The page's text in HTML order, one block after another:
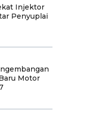
Injektor
Penyuplai
Motor